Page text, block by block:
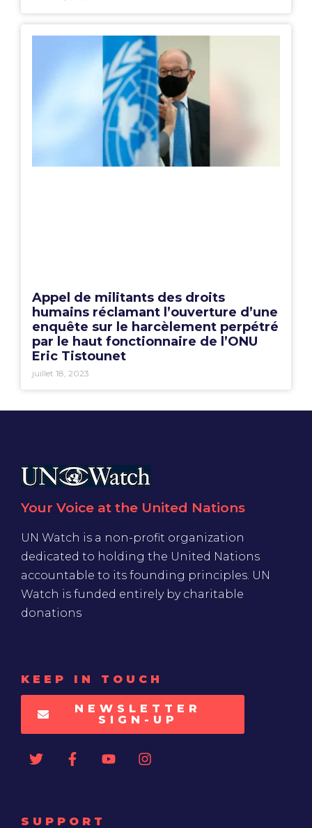
Appel de militants des droits
humains réclamant l’ouverture d’une
enquête sur le harcèlement perpétré
par le haut fonctionnaire de l’ONU
Eric Tistounet
juillet 18, 2023
Your Voice at the United Nations
UN Watch is a non-profit organization
dedicated to holding the United Nations
accountable to its founding principles. UN
Watch is funded entirely by charitable
donations
KEEP IN TOUCH
NEWSLETTER
SIGN-UP
SUPPORT